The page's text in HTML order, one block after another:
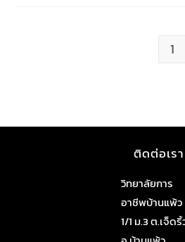
1
ติดต่อเรา
วิทยาลัยการ
อาชีพบ้านแพ้ว
1/1 ม.3 ต.เจ็ดริ้